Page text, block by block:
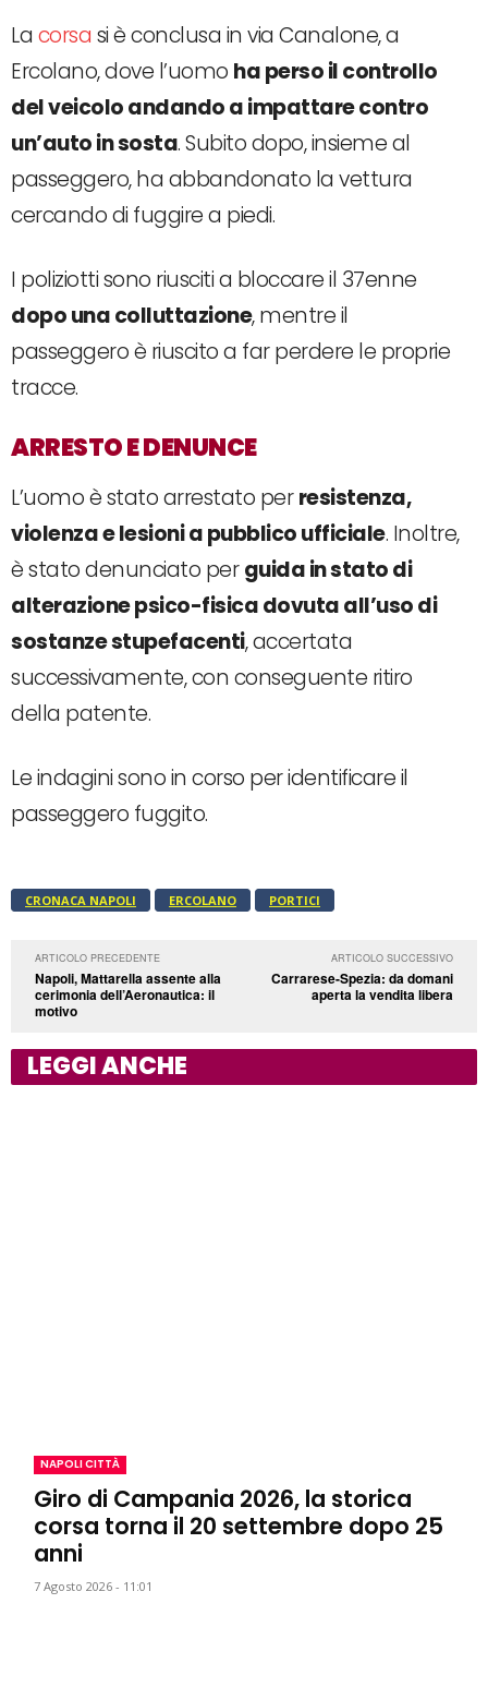
La corsa si è conclusa in via Canalone, a
Ercolano, dove l’uomo ha perso il controllo
del veicolo andando a impattare contro
un’auto in sosta. Subito dopo, insieme al
passeggero, ha abbandonato la vettura
cercando di fuggire a piedi.
I poliziotti sono riusciti a bloccare il 37enne
dopo una colluttazione, mentre il
passeggero è riuscito a far perdere le proprie
tracce.
ARRESTO E DENUNCE
L’uomo è stato arrestato perresistenza,
violenza e lesioni a pubblico ufficiale. Inoltre,
è stato denunciato perguida in stato di
alterazione psico-fisica dovuta all’uso di
sostanze stupefacenti, accertata
successivamente, con conseguente ritiro
della patente.
Le indagini sono in corso per identificare il
passeggero fuggito.
CRONACA NAPOLI ERCOLANO PORTICI
ARTICOLO PRECEDENTE
Napoli, Mattarella assente alla
cerimonia dell’Aeronautica: il
motivo
ARTICOLO SUCCESSIVO
Carrarese-Spezia: da domani
aperta la vendita libera
LEGGI ANCHE
NAPOLI CITTÀ
Giro di Campania 2026, la storica
corsa torna il 20 settembre dopo 25
anni
7 Agosto 2026 - 11:01